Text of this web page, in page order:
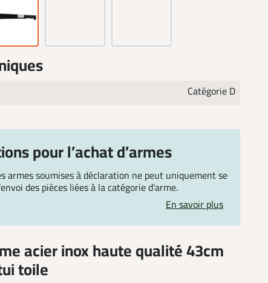
Catégorie D
pour l’achat d’armes
armes soumises à déclaration ne peut uniquement se
des pièces liées à la catégorie d'arme.
En savoir plus
acier inox haute qualité 43cm
toile